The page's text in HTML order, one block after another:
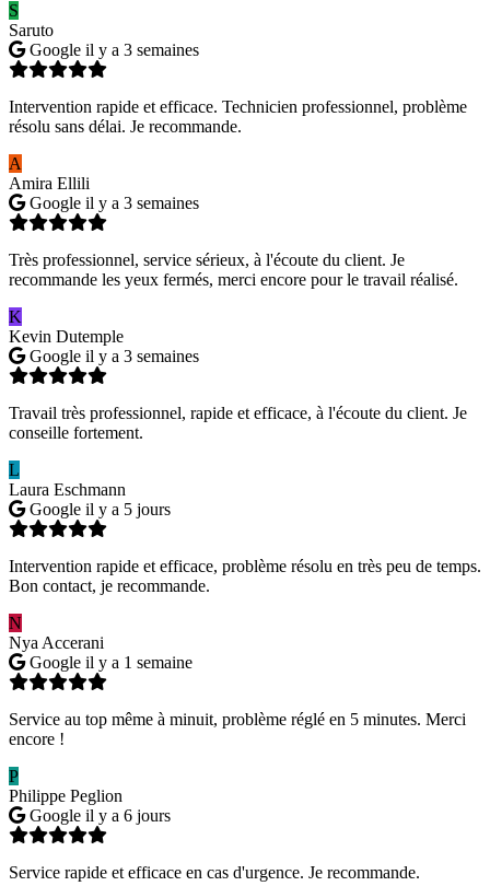
S
Saruto
Google il y a 3 semaines
Intervention rapide et efficace. Technicien professionnel, problème
résolu sans délai. Je recommande.
A
Amira Ellili
Google il y a 3 semaines
Très professionnel, service sérieux, à l'écoute du client. Je
recommande les yeux fermés, merci encore pour le travail réalisé.
K
Kevin Dutemple
Google il y a 3 semaines
Travail très professionnel, rapide et efficace, à l'écoute du client. Je
conseille fortement.
L
Laura Eschmann
Google il y a 5 jours
Intervention rapide et efficace, problème résolu en très peu de temps.
Bon contact, je recommande.
N
Nya Accerani
Google il y a 1 semaine
Service au top même à minuit, problème réglé en 5 minutes. Merci
encore !
P
Philippe Peglion
Google il y a 6 jours
Service rapide et efficace en cas d'urgence. Je recommande.